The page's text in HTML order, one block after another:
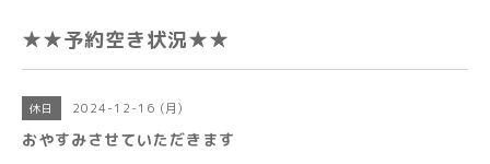
★★予約空き状況★★
休日 2024-12-16 (月)
おやすみさせていただきます